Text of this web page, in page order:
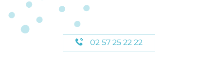
02 57 25 22 22